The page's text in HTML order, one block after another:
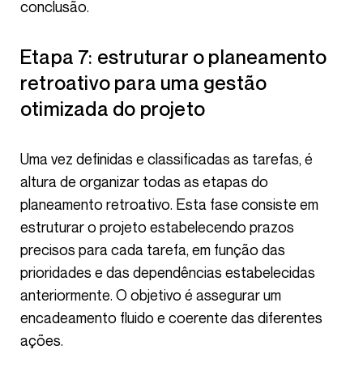
conclusão.
Etapa 7: estruturar o planeamento
retroativo para uma gestão
otimizada do projeto
Uma vez definidas e classificadas as tarefas, é
altura de organizar todas as etapas do
planeamento retroativo. Esta fase consiste em
estruturar o projeto estabelecendo prazos
precisos para cada tarefa, em função das
prioridades e das dependências estabelecidas
anteriormente. O objetivo é assegurar um
encadeamento fluido e coerente das diferentes
ações.